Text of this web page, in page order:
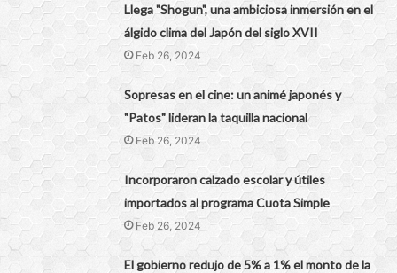
Llega "Shogun", una ambiciosa inmersión en el
álgido clima del Japón del siglo XVII
Feb 26, 2024
Sopresas en el cine: un animé japonés y
"Patos" lideran la taquilla nacional
Feb 26, 2024
Incorporaron calzado escolar y útiles
importados al programa Cuota Simple
Feb 26, 2024
El gobierno redujo de 5% a 1% el monto de la